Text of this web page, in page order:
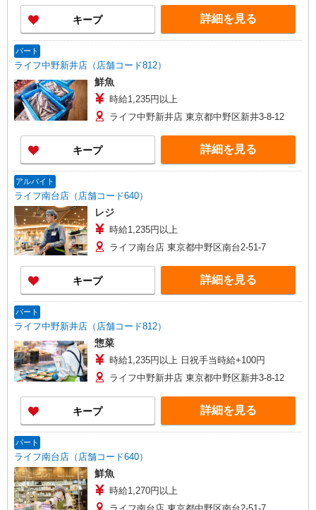
キープ 詳細を見る
パート
ライフ中野新井店（店舗コード812）
鮮魚
時給1,235円以上
ライフ中野新井店 東京都中野区新井3-8-12
キープ 詳細を見る
アルバイト
ライフ南台店（店舗コード640）
レジ
時給1,235円以上
ライフ南台店 東京都中野区南台2-51-7
キープ 詳細を見る
パート
ライフ中野新井店（店舗コード812）
惣菜
時給1,235円以上 日祝手当時給+100円
ライフ中野新井店 東京都中野区新井3-8-12
キープ 詳細を見る
パート
ライフ南台店（店舗コード640）
鮮魚
時給1,270円以上